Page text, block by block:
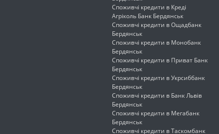
Споживчі кредити в Креді
Агріколь Банк Бердянськ
Споживчі кредити в Ощадбанк
Бердянськ
Споживчі кредити в Монобанк
Бердянськ
Споживчі кредити в Приват Банк
Бердянськ
Споживчі кредити в Укрсиббанк
Бердянськ
Споживчі кредити в Банк Львів
Бердянськ
Споживчі кредити в Мегабанк
Бердянськ
Споживчі кредити в Таскомбанк